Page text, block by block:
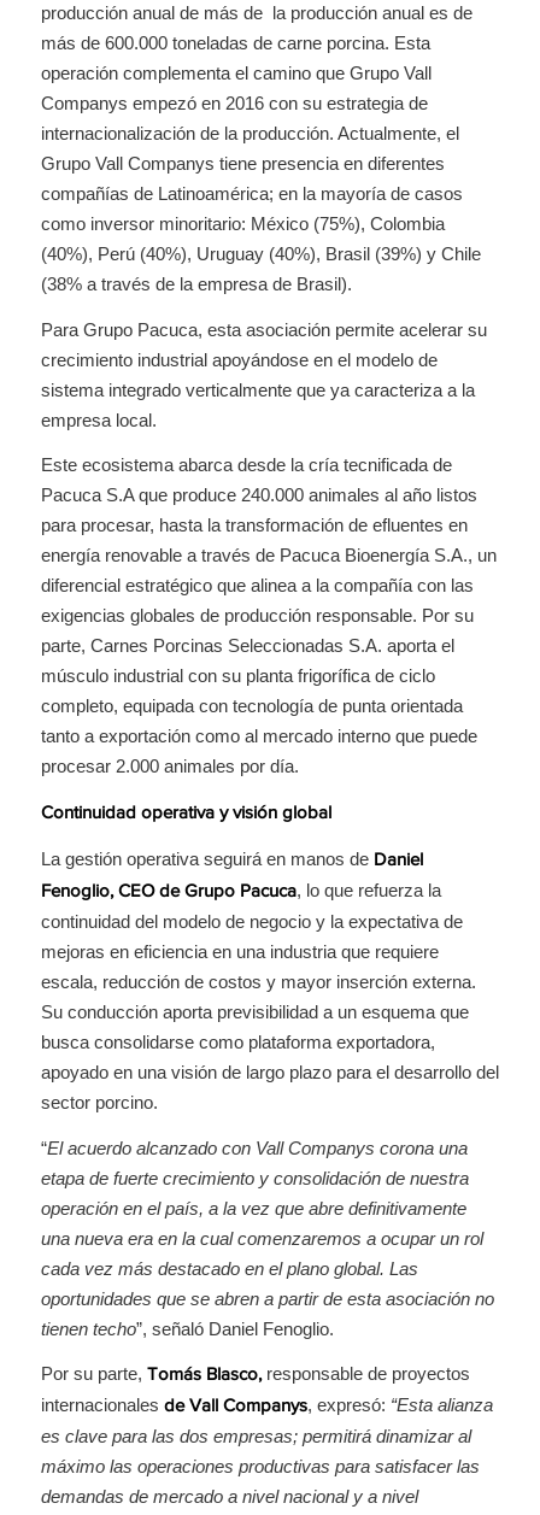
producción anual de más de la producción anual es de
más de 600.000 toneladas de carne porcina. Esta
operación complementa el camino que Grupo Vall
Companys empezó en 2016 con su estrategia de
internacionalización de la producción. Actualmente, el
Grupo Vall Companys tiene presencia en diferentes
compañías de Latinoamérica; en la mayoría de casos
como inversor minoritario: México (75%), Colombia
(40%), Perú (40%), Uruguay (40%), Brasil (39%) y Chile
(38% a través de la empresa de Brasil).
Para Grupo Pacuca, esta asociación permite acelerar su
crecimiento industrial apoyándose en el modelo de
sistema integrado verticalmente que ya caracteriza a la
empresa local.
Este ecosistema abarca desde la cría tecnificada de
Pacuca S.A que produce 240.000 animales al año listos
para procesar, hasta la transformación de efluentes en
energía renovable a través de Pacuca Bioenergía S.A., un
diferencial estratégico que alinea a la compañía con las
exigencias globales de producción responsable. Por su
parte, Carnes Porcinas Seleccionadas S.A. aporta el
músculo industrial con su planta frigorífica de ciclo
completo, equipada con tecnología de punta orientada
tanto a exportación como al mercado interno que puede
procesar 2.000 animales por día.
Continuidad operativa y visión global
La gestión operativa seguirá en manos de Daniel
Fenoglio, CEO de Grupo Pacuca, lo que refuerza la
continuidad del modelo de negocio y la expectativa de
mejoras en eficiencia en una industria que requiere
escala, reducción de costos y mayor inserción externa.
Su conducción aporta previsibilidad a un esquema que
busca consolidarse como plataforma exportadora,
apoyado en una visión de largo plazo para el desarrollo del
sector porcino.
“El acuerdo alcanzado con Vall Companys corona una
etapa de fuerte crecimiento y consolidación de nuestra
operación en el país, a la vez que abre definitivamente
una nueva era en la cual comenzaremos a ocupar un rol
cada vez más destacado en el plano global. Las
oportunidades que se abren a partir de esta asociación no
tienen techo”, señaló Daniel Fenoglio.
Por su parte, Tomás Blasco, responsable de proyectos
internacionales de Vall Companys, expresó: “Esta alianza
es clave para las dos empresas; permitirá dinamizar al
máximo las operaciones productivas para satisfacer las
demandas de mercado a nivel nacional y a nivel